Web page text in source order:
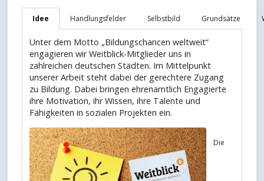
Idee Handlungsfelder Selbstbild Grundsätze
Unter dem Motto „Bildungschancen weltweit“
engagieren wir Weitblick-Mitglieder uns in
zahlreichen deutschen Städten. Im Mittelpunkt
unserer Arbeit steht dabei der gerechtere Zugang
zu Bildung. Dabei bringen ehrenamtlich Engagierte
ihre Motivation, ihr Wissen, ihre Talente und
Fähigkeiten in sozialen Projekten ein.
Die